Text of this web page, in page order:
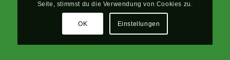
Seite, stimmst du die Verwendung von Cookies zu.
OK Einstellungen